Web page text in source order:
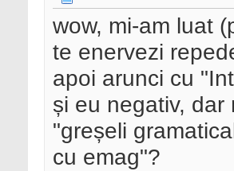
wow, mi-am luat
te enervezi
apoi arunci cu
și eu negativ, dar
"greșeli
cu emag"?